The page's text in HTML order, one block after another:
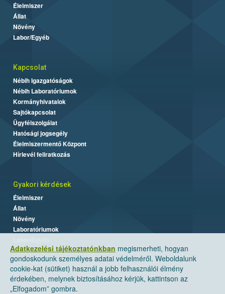
Adatkezelési tájékoztatónkban megismerheti, hogyan
gondoskodunk személyes adatai védelméről. Weboldalunk
cookie-kat (sütiket) használ a jobb felhasználói élmény
érdekében, melynek biztosításához kérjük, kattintson az
„Elfogadom” gombra.
Élelmiszer
Állat
Növény
Labor/Egyéb
Kapcsolat
Nébih Igazgatóságok
Nébih Laboratóriumok
Kormányhivatalok
Sajtókapcsolat
Ügyfélszolgálat
Hatósági jogsegély
Élelmiszermentő Központ
Hírlevél feliratkozás
Gyakori kérdések
Élelmiszer
Állat
Növény
Laboratóriumok